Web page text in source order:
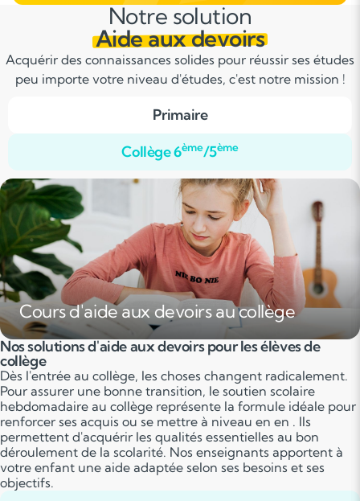
Notre solution
Aide aux devoirs
Acquérir des connaissances solides pour réussir ses études
peu importe votre niveau d'études, c'est notre mission !
Primaire
Collège 6ème/5ème
Cours d'aide aux devoirs au collège
Nos solutions d'aide aux devoirs pour les élèves de
collège
Dès l'entrée au collège, les choses changent radicalement.
Pour assurer une bonne transition, le soutien scolaire
hebdomadaire au collège représente la formule idéale pour
renforcer ses acquis ou se mettre à niveau en en . Ils
permettent d'acquérir les qualités essentielles au bon
déroulement de la scolarité. Nos enseignants apportent à
votre enfant une aide adaptée selon ses besoins et ses
objectifs.